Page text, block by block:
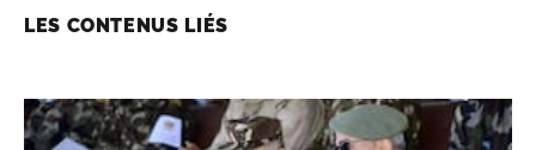
LES CONTENUS LIÉS